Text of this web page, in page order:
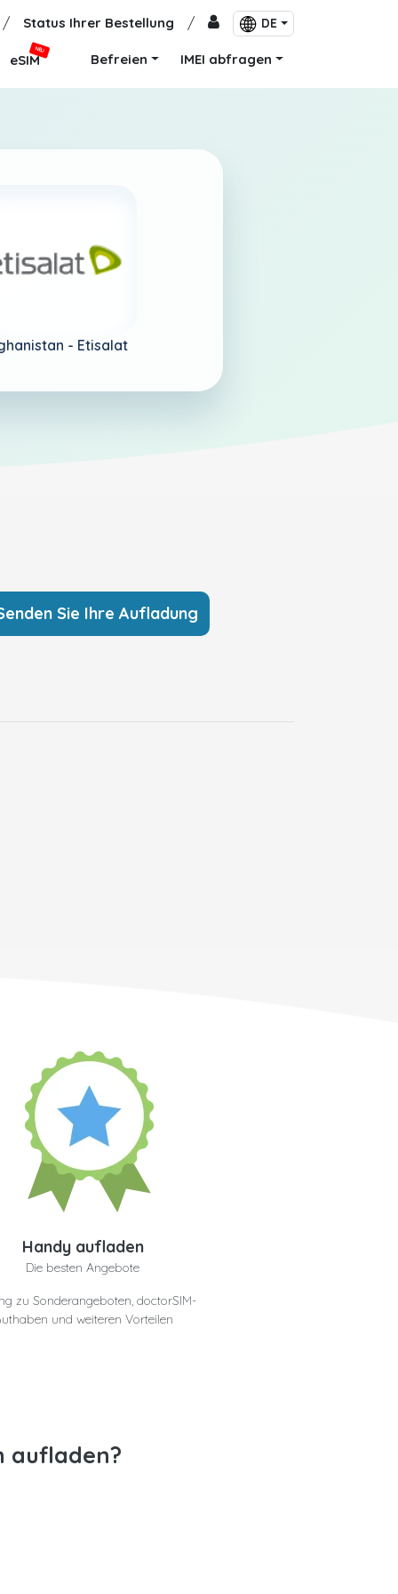
/ Status Ihrer Bestellung / DE
eSIM
NEU
Befreien IMEI abfragen
- Etisalat
Sie Ihre Aufladung
Handy aufladen
Die besten Angebote
zu Sonderangeboten, doctorSIM-
und weiteren Vorteilen
aufladen?